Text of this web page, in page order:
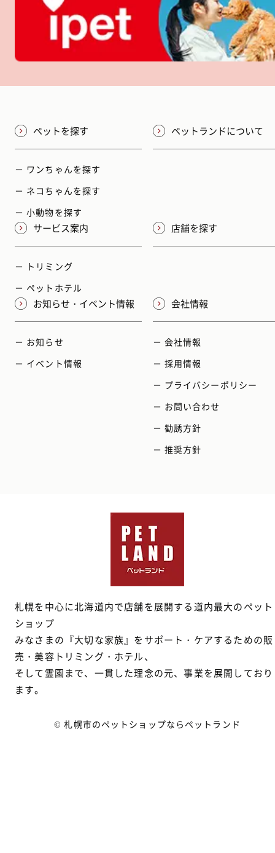
ペットを探す
－ ワンちゃんを探す
－ ネコちゃんを探す
－ 小動物を探す
ペットランドについて
サービス案内
－ トリミング
－ ペットホテル
店舗を探す
お知らせ・イベント情報
－ お知らせ
－ イベント情報
会社情報
－ 会社情報
－ 採用情報
－ プライバシーポリシー
－ お問い合わせ
－ 勧誘方針
－ 推奨方針
札幌を中心に北海道内で店舗を展開する道内最大のペット
ショップ
みなさまの『大切な家族』をサポート・ケアするための販
売・美容トリミング・ホテル、
そして霊園まで、一貫した理念の元、事業を展開しており
ます。
© 札幌市のペットショップならペットランド